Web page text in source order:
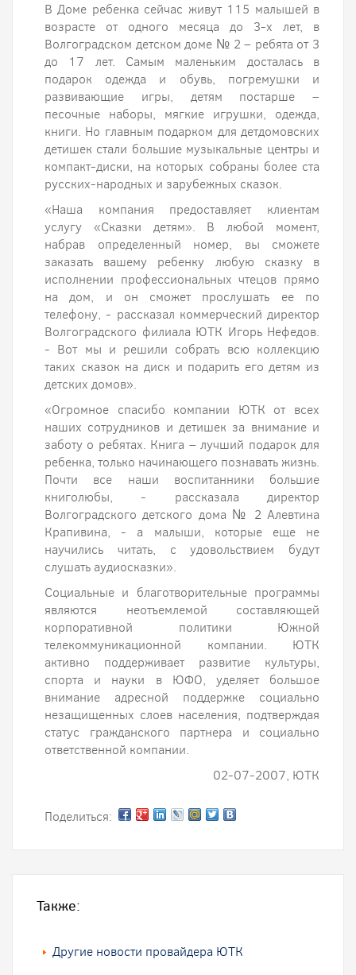
В Доме ребенка сейчас живут 115 малышей в
возрасте от одного месяца до 3-х лет, в
Волгоградском детском доме № 2 – ребята от 3
до 17 лет. Самым маленьким досталась в
подарок одежда и обувь, погремушки и
развивающие игры, детям постарше –
песочные наборы, мягкие игрушки, одежда,
книги. Но главным подарком для детдомовских
детишек стали большие музыкальные центры и
компакт-диски, на которых собраны более ста
русских-народных и зарубежных сказок.
«Наша компания предоставляет клиентам
услугу «Сказки детям». В любой момент,
набрав определенный номер, вы сможете
заказать вашему ребенку любую сказку в
исполнении профессиональных чтецов прямо
на дом, и он сможет прослушать ее по
телефону, - рассказал коммерческий директор
Волгоградского филиала ЮТК Игорь Нефедов.
- Вот мы и решили собрать всю коллекцию
таких сказок на диск и подарить его детям из
детских домов».
«Огромное спасибо компании ЮТК от всех
наших сотрудников и детишек за внимание и
заботу о ребятах. Книга – лучший подарок для
ребенка, только начинающего познавать жизнь.
Почти все наши воспитанники большие
книголюбы, - рассказала директор
Волгоградского детского дома № 2 Алевтина
Крапивина, - а малыши, которые еще не
научились читать, с удовольствием будут
слушать аудиосказки».
Социальные и благотворительные программы
являются неотъемлемой составляющей
корпоративной политики Южной
телекоммуникационной компании. ЮТК
активно поддерживает развитие культуры,
спорта и науки в ЮФО, уделяет большое
внимание адресной поддержке социально
незащищенных слоев населения, подтверждая
статус гражданского партнера и социально
ответственной компании.
02-07-2007, ЮТК
Поделиться:
Также:
Другие новости провайдера ЮТК